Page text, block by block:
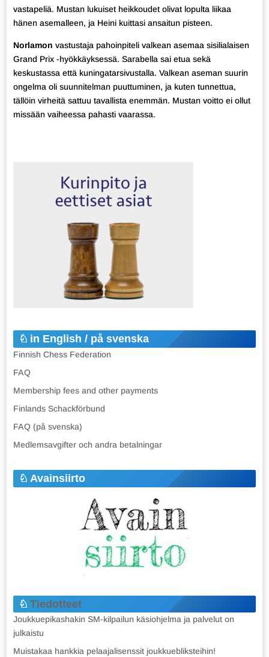
vastapeliä. Mustan lukuiset heikkoudet olivat lopulta liikaa
hänen asemalleen, ja Heini kuittasi ansaitun pisteen.
Norlamon vastustaja pahoinpiteli valkean asemaa sisilialaisen
Grand Prix -hyökkäyksessä. Sarabella sai etua sekä
keskustassa että kuningatarsivustalla. Valkean aseman suurin
ongelma oli suunnitelman puuttuminen, ja kuten tunnettua,
tällöin virheitä sattuu tavallista enemmän. Mustan voitto ei ollut
missään vaiheessa pahasti vaarassa.
in English / på svenska
Finnish Chess Federation
FAQ
Membership fees and other payments
Finlands Schackförbund
FAQ (på svenska)
Medlemsavgifter och andra betalningar
Avainsiirto
Tiedotteet
Joukkuepikashakin SM-kilpailun käsiohjelma ja palvelut on
julkaistu
Muistakaa hankkia pelaajalisenssit joukkuebliksteihin!